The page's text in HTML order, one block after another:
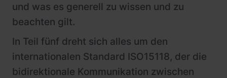
und was es generell zu wissen und zu
beachten gilt.
In Teil fünf dreht sich alles um den
internationalen Standard ISO15118, der die
bidirektionale Kommunikation zwischen